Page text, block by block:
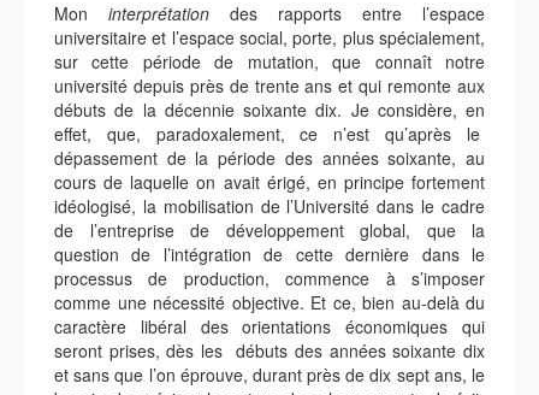
Mon interprétation des rapports entre l’espace
universitaire et l’espace social, porte, plus spécialement,
sur cette période de mutation, que connaît notre
université depuis près de trente ans et qui remonte aux
débuts de la décennie soixante dix. Je considère, en
effet, que, paradoxalement, ce n’est qu’après le
dépassement de la période des années soixante, au
cours de laquelle on avait érigé, en principe fortement
idéologisé, la mobilisation de l’Université dans le cadre
de l’entreprise de développement global, que la
question de l’intégration de cette dernière dans le
processus de production, commence à s’imposer
comme une nécessité objective. Et ce, bien au-delà du
caractère libéral des orientations économiques qui
seront prises, dès les débuts des années soixante dix
et sans que l’on éprouve, durant près de dix sept ans, le